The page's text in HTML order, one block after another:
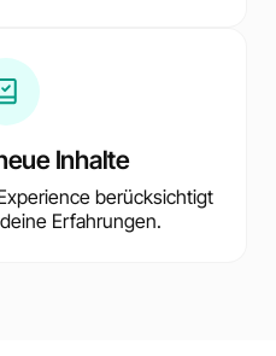
Inhalte
berücksichtigt
Erfahrungen.